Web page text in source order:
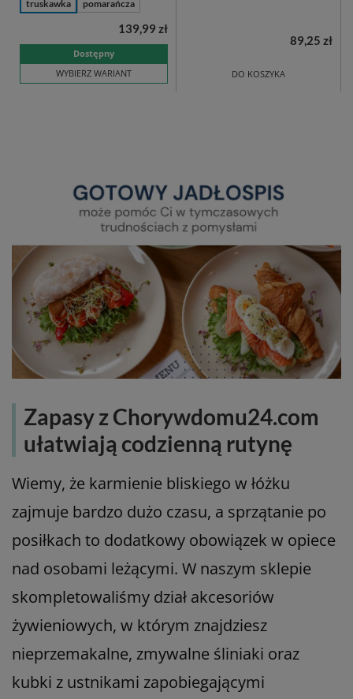
truskawka pomarańcza
Dostępny
WYBIERZ WARIANT
139,99 zł
DO KOSZYKA
89,25 zł
Zapasy z Chorywdomu24.com
ułatwiają codzienną rutynę
Wiemy, że karmienie bliskiego w łóżku
zajmuje bardzo dużo czasu, a sprzątanie po
posiłkach to dodatkowy obowiązek w opiece
nad osobami leżącymi. W naszym sklepie
skompletowaliśmy dział akcesoriów
żywieniowych, w którym znajdziesz
nieprzemakalne, zmywalne śliniaki oraz
kubki z ustnikami zapobiegającymi